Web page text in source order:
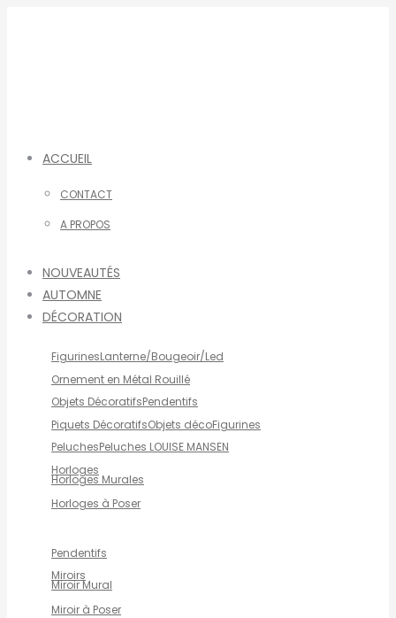
ACCUEIL
CONTACT
A PROPOS
NOUVEAUTÉS
AUTOMNE
DÉCORATION
FigurinesLanterne/Bougeoir/Led
Ornement en Métal Rouillé
Objets DécoratifsPendentifs
Piquets DécoratifsObjets décoFigurines
PeluchesPeluches LOUISE MANSEN
Horloges
Horloges Murales
Horloges à Poser
Pendentifs
Miroirs
Miroir Mural
Miroir à Poser